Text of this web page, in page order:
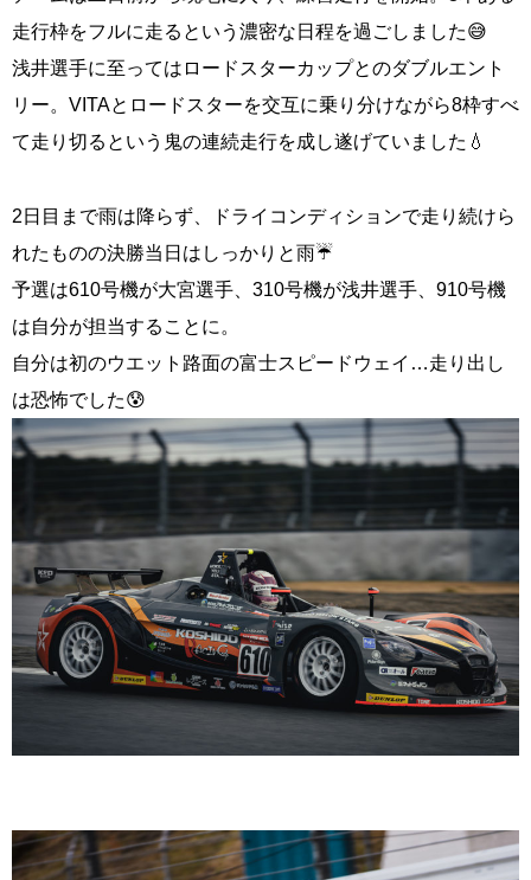
走行枠をフルに走るという濃密な日程を過ごしました😅
浅井選手に至ってはロードスターカップとのダブルエント
リー。VITAとロードスターを交互に乗り分けながら8枠すべ
て走り切るという鬼の連続走行を成し遂げていました💧
2日目まで雨は降らず、ドライコンディションで走り続けら
れたものの決勝当日はしっかりと雨☔
予選は610号機が大宮選手、310号機が浅井選手、910号機
は自分が担当することに。
自分は初のウエット路面の富士スピードウェイ…走り出し
は恐怖でした😰